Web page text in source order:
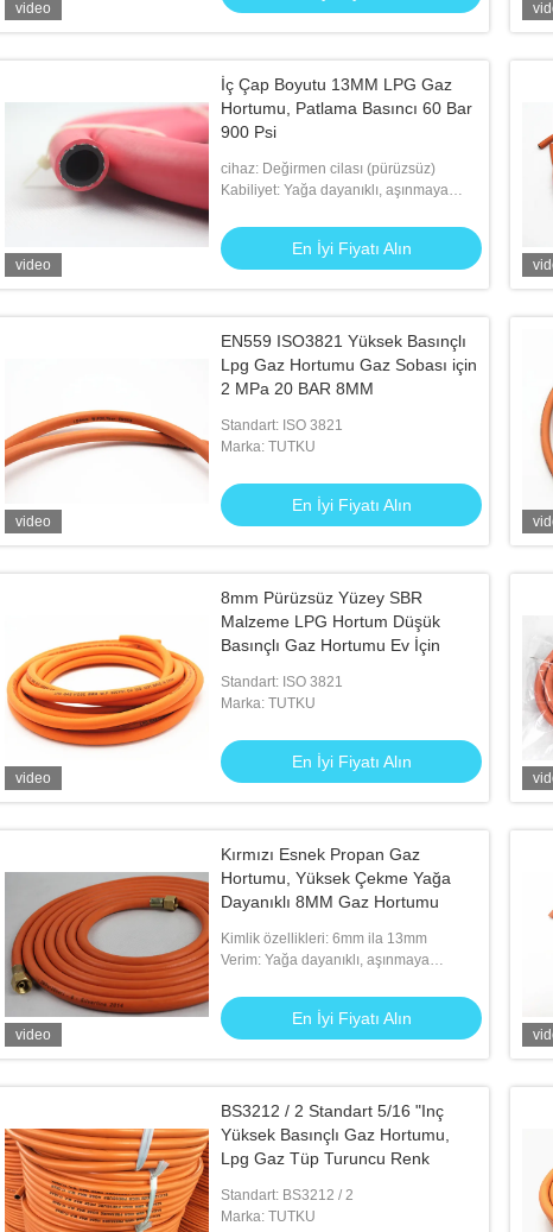
video
video
İç Çap Boyutu 13MM LPG Gaz
Hortumu, Patlama Basıncı 60 Bar
900 Psi
cihaz: Değirmen cilası (pürüzsüz)
Kabiliyet: Yağa dayanıklı, aşınmaya
En İyi Fiyatı Alın
video
EN559 ISO3821 Yüksek Basınçlı
Lpg Gaz Hortumu Gaz Sobası için
2 MPa 20 BAR 8MM
Standart: ISO 3821
Marka: TUTKU
En İyi Fiyatı Alın
video
8mm Pürüzsüz Yüzey SBR
Malzeme LPG Hortum Düşük
Basınçlı Gaz Hortumu Ev İçin
Standart: ISO 3821
Marka: TUTKU
En İyi Fiyatı Alın
video
Kırmızı Esnek Propan Gaz
Hortumu, Yüksek Çekme Yağa
Dayanıklı 8MM Gaz Hortumu
Kimlik özellikleri: 6mm ila 13mm
Verim: Yağa dayanıklı, aşınmaya
En İyi Fiyatı Alın
BS3212 / 2 Standart 5/16 "Inç
Yüksek Basınçlı Gaz Hortumu,
Lpg Gaz Tüp Turuncu Renk
Standart: BS3212 / 2
Marka: TUTKU